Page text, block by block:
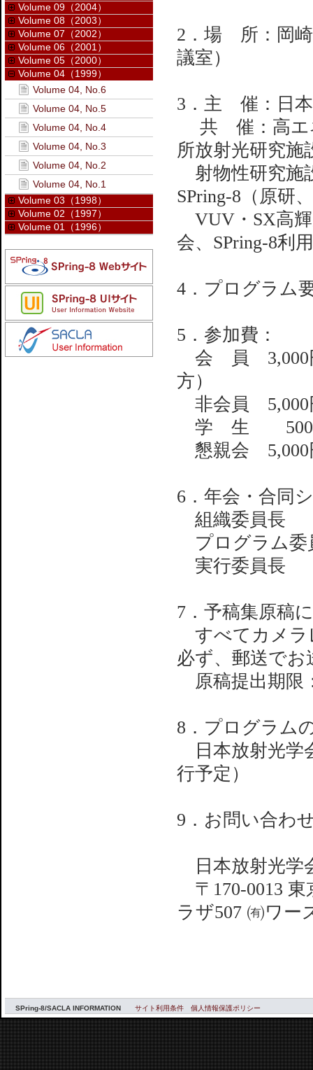
2．場 所：岡
議室）
3．主 催：日
共 催：高エ
所放射光研究施
射物性研究施
SPring-8（原研
VUV・SX高輝
会、SPring-8利
4．プログラム
5．参加費：
会 員 3,000円
方）
非会員 5,000
学 生 500
懇親会 5,000
6．年会・合同
組織委員
プログラム
実行委員
7．予稿集原稿
すべてカメラ
必ず、郵送でお
原稿提出期限
8．プログラム
日本放射光学
行予定）
9．お問い合わ
日本放射光学
〒170-0013 東
ラザ507 ㈲ワー
Volume 09（2004）
Volume 08（2003）
Volume 07（2002）
Volume 06（2001）
Volume 05（2000）
Volume 04（1999）
Volume 04, No.6
Volume 04, No.5
Volume 04, No.4
Volume 04, No.3
Volume 04, No.2
Volume 04, No.1
Volume 03（1998）
Volume 02（1997）
Volume 01（1996）
SPring-8/SACLA INFORMATION サイト利用条件 個人情報保護ポリシー